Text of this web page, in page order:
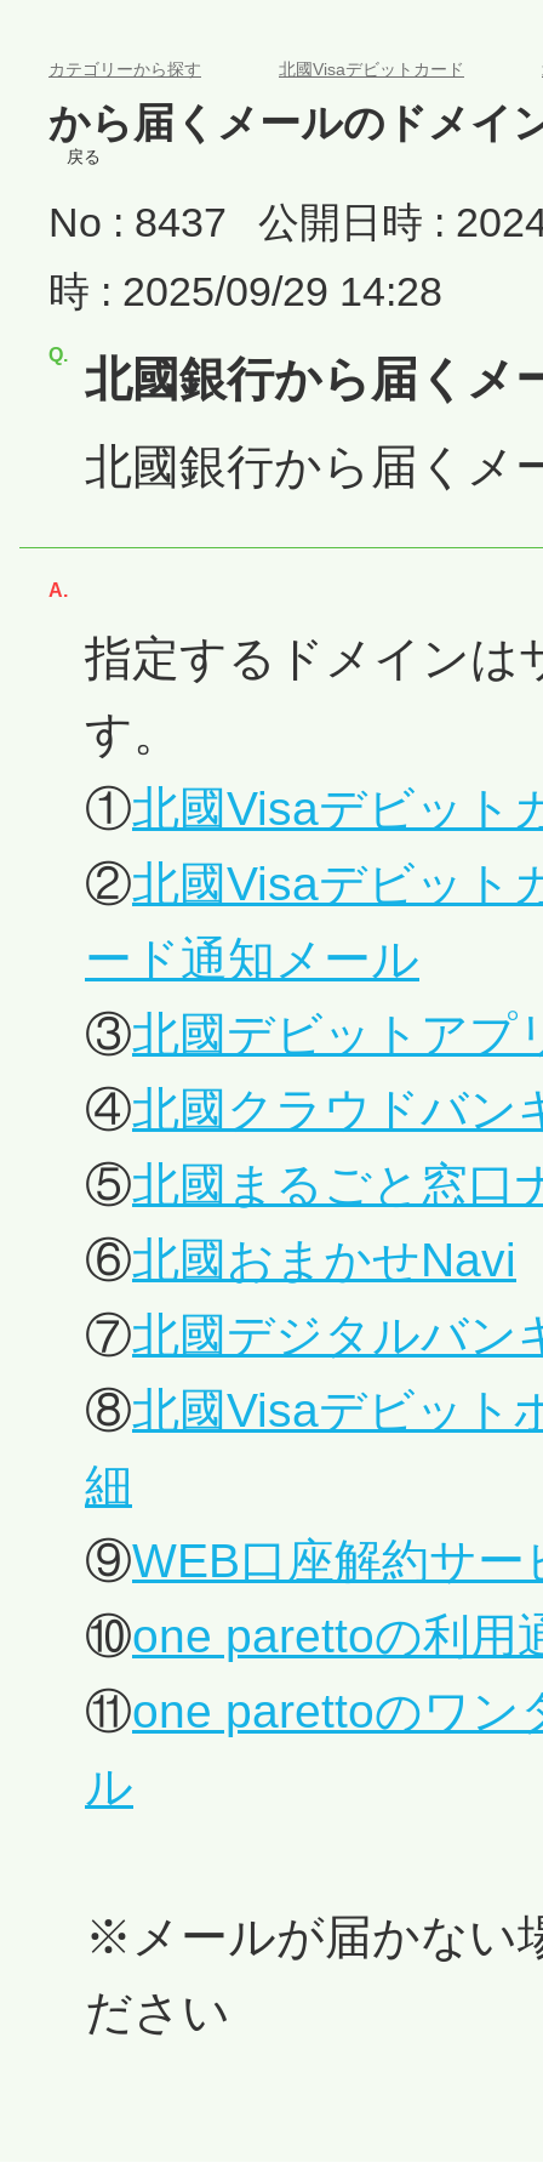
カテゴリーから探す 北國Visaデビットカード
から届くメールのドメイ
戻る
No : 8437
公開日時 :
時 : 2025/09/29 14:28
北國銀行から届くメ
北國銀行から届くメ
指定するドメインは
す。
①北國Visaデビット
②北國Visaデビット
ード通知メール
③北國デビットアプ
④北國クラウドバン
⑤北國まるごと窓口
⑥北國おまかせNavi
⑦北國デジタルバン
⑧北國Visaデビット
細
⑨WEB口座解約サ
⑩one parettoの利用
⑪one parettoのワン
ル
※メールが届かない
ださい